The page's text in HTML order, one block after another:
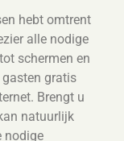
hebt omtrent
alle nodige
schermen en
gratis
Brengt u
natuurlijk
nodige